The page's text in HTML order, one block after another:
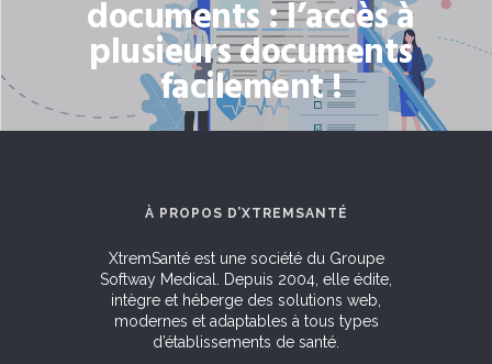
documents : l’accès à
plusieurs documents
facilement !
À PROPOS D’XTREMSANTÉ
XtremSanté est une société du Groupe
Softway Medical. Depuis 2004, elle édite,
intègre et héberge des solutions web,
modernes et adaptables à tous types
d’établissements de santé.